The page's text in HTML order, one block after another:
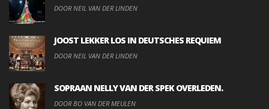
DOOR NEIL VAN DER LINDEN
JOOST LEKKER LOS IN DEUTSCHES REQUIEM
DOOR NEIL VAN DER LINDEN
SOPRAAN NELLY VAN DER SPEK OVERLEDEN.
DOOR BO VAN DER MEULEN